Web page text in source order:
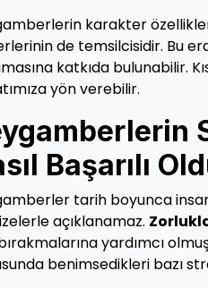
karakter
de temsilcisidir. Bu
katkıda bulunabilir.
yön verebilir.
Başarılı
tarih boyunca
açıklanamaz.
yardımcı
benimsedikleri bazı